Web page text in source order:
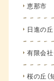
恵那市
日進の丘
有限会
桜の丘（